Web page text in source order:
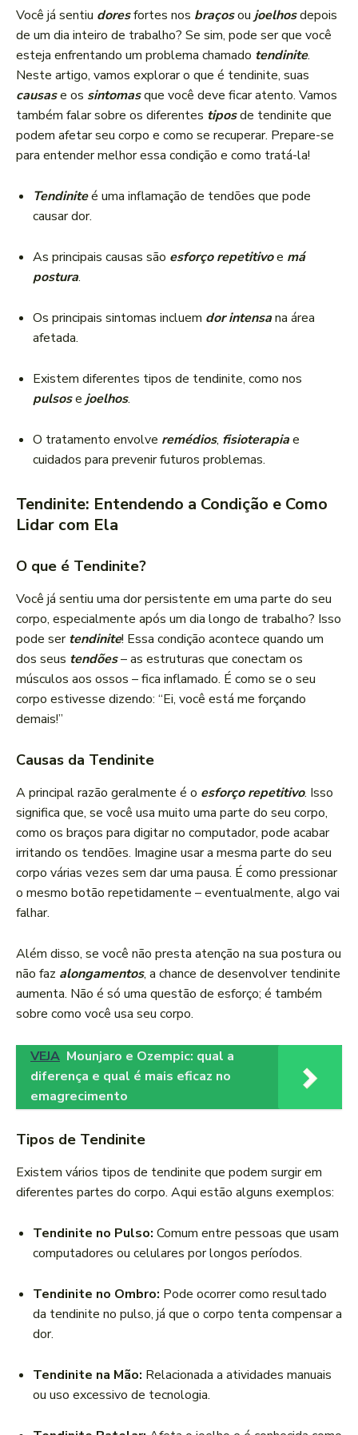
d
o
r
d
e
á
u
d
o
Você já sentiu doresfortes nos braçosou joelhosdepois
de um dia inteiro de trabalho? Se sim, pode ser que você
esteja enfrentando um problema chamado tendinite.
Neste artigo, vamos explorar o que é tendinite, suas
causase os sintomasque você deve ficar atento. Vamos
também falar sobre os diferentes tiposde tendinite que
podem afetar seu corpo e como se recuperar. Prepare-se
para entender melhor essa condição e como tratá-la!
Tendiniteé uma inflamação de tendões que pode
causar dor.
As principais causas são esforço repetitivoe má
postura.
Os principais sintomas incluem dor intensana área
afetada.
Existem diferentes tipos de tendinite, como nos
pulsose joelhos.
O tratamento envolve remédios, fisioterapiae
cuidados para prevenir futuros problemas.
Tendinite: Entendendo a Condição e Como
Lidar com Ela
O que é Tendinite?
Você já sentiu uma dor persistente em uma parte do seu
corpo, especialmente após um dia longo de trabalho? Isso
pode sertendinite! Essa condição acontece quando um
dos seus tendões– as estruturas que conectam os
músculos aos ossos – fica inflamado. É como se o seu
corpo estivesse dizendo: “Ei, você está me forçando
demais!”
Causas da Tendinite
A principal razão geralmente é o esforço repetitivo. Isso
significa que, se você usa muito uma parte do seu corpo,
como os braços para digitar no computador, pode acabar
irritando os tendões. Imagine usar a mesma parte do seu
corpo várias vezes sem dar uma pausa. É como pressionar
o mesmo botão repetidamente – eventualmente, algo vai
falhar.
Além disso, se você não presta atenção na sua postura ou
não faz alongamentos, a chance de desenvolver tendinite
aumenta. Não é só uma questão de esforço; é também
sobre como você usa seu corpo.
VEJA Mounjaro e Ozempic: qual a
diferença e qual é mais eficaz no
emagrecimento
Tipos de Tendinite
Existem vários tipos de tendinite que podem surgir em
diferentes partes do corpo. Aqui estão alguns exemplos:
Tendinite no Pulso: Comum entre pessoas que usam
computadores ou celulares por longos períodos.
Tendinite no Ombro: Pode ocorrer como resultado
da tendinite no pulso, já que o corpo tenta compensar a
dor.
Tendinite na Mão: Relacionada a atividades manuais
ou uso excessivo de tecnologia.